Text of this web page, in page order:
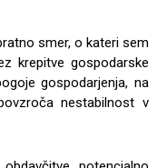
smer, o kateri sem
krepitve gospodarske
gospodarjenja, na
nestabilnost v